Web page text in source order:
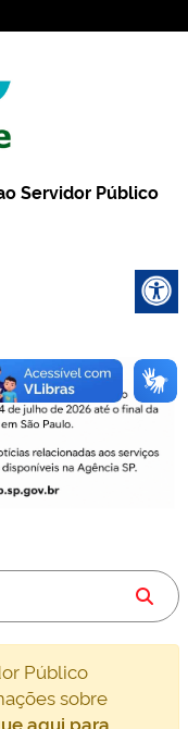
Servidor Público
Público
sobre
aqui para